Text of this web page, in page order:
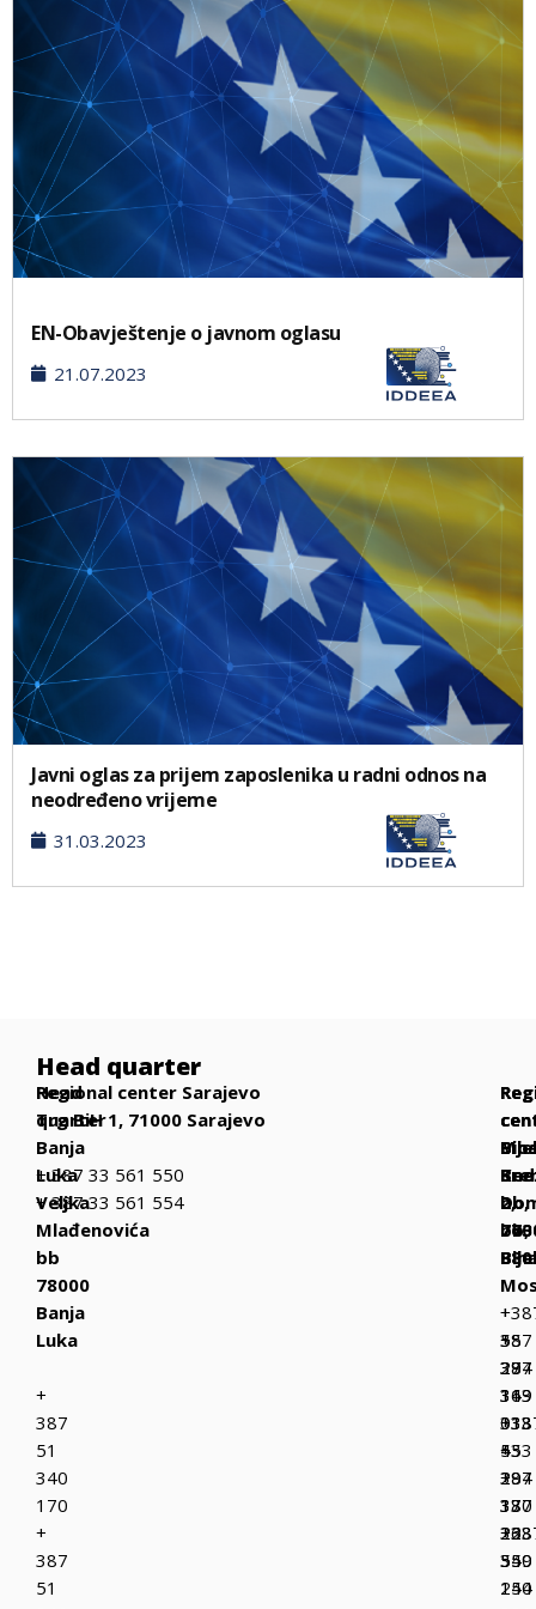
EN-Obavještenje o javnom oglasu
21.07.2023
Javni oglas za prijem zaposlenika u radni odnos na
neodređeno vrijeme
31.03.2023
Head quarter
Head
quarter
Banja
Luka
Veljka
Mlađenovića
bb
78000
Banja
Luka
+
387
51
340
170
+
387
51
Regional center Sarajevo
Trg BiH 1, 71000 Sarajevo
+ 387 33 561 550
+ 387 33 561 554
bb,
+
387
37
319
013
+
387
37
223
349
bb,
+
387
36
333
433
+
387
36
550
150
2,
55
294
143
55
294
130
55
244